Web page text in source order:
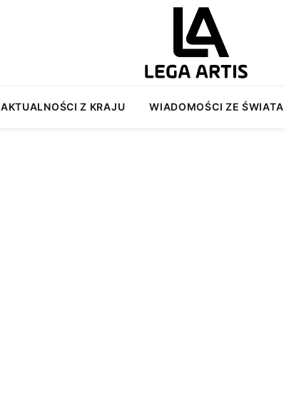
AKTUALNOŚCI Z KRAJU WIADOMOŚCI ZE ŚWIATA